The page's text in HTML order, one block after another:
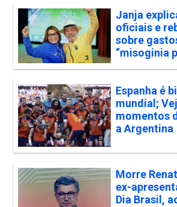
Janja
oficiais e
sobre
“misoginia
Espanha é
mundial;
momentos
a Argentina
Morre
ex-
Dia Brasil,